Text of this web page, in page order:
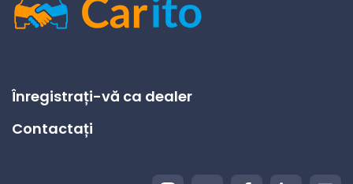
Înregistrați-vă ca dealer
Contactați